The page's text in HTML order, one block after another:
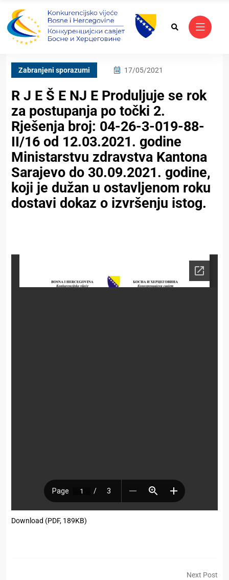
Zabranjeni sporazumi 17/05/2021
R J E Š E NJ E Produljuje se rok
za postupanja po točki 2.
Rješenja broj: 04-26-3-019-88-
II/16 od 12.03.2021. godine
Ministarstvu zdravstva Kantona
Sarajevo do 30.09.2021. godine,
koji je dužan u ostavljenom roku
dostavi dokaz o izvršenju istog.
Download (PDF, 189KB)
Next Post